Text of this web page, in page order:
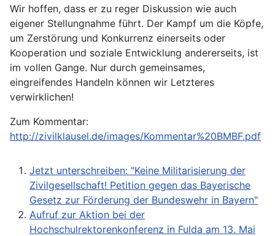
Wir hoffen, dass er zu reger Diskussion wie auch
eigener Stellungnahme führt. Der Kampf um die Köpfe,
um Zerstörung und Konkurrenz einerseits oder
Kooperation und soziale Entwicklung andererseits, ist
im vollen Gange. Nur durch gemeinsames,
eingreifendes Handeln können wir Letzteres
verwirklichen!
Zum Kommentar:
http://zivilklausel.de/images/Kommentar%20BMBF.pdf
Jetzt unterschreiben: "Keine Militarisierung der
Zivilgesellschaft! Petition gegen das Bayerische
Gesetz zur Förderung der Bundeswehr in Bayern"
Aufruf zur Aktion bei der
Hochschulrektorenkonferenz in Fulda am 13. Mai